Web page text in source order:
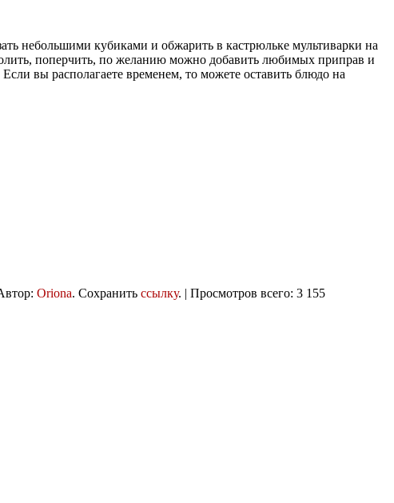
небольшими кубиками и обжарить в кастрюльке мультиварки на
поперчить, по желанию можно добавить любимых приправ и
вы располагаете временем, то можете оставить блюдо на
Oriona. Сохранить ссылку. | Просмотров всего: 3 155